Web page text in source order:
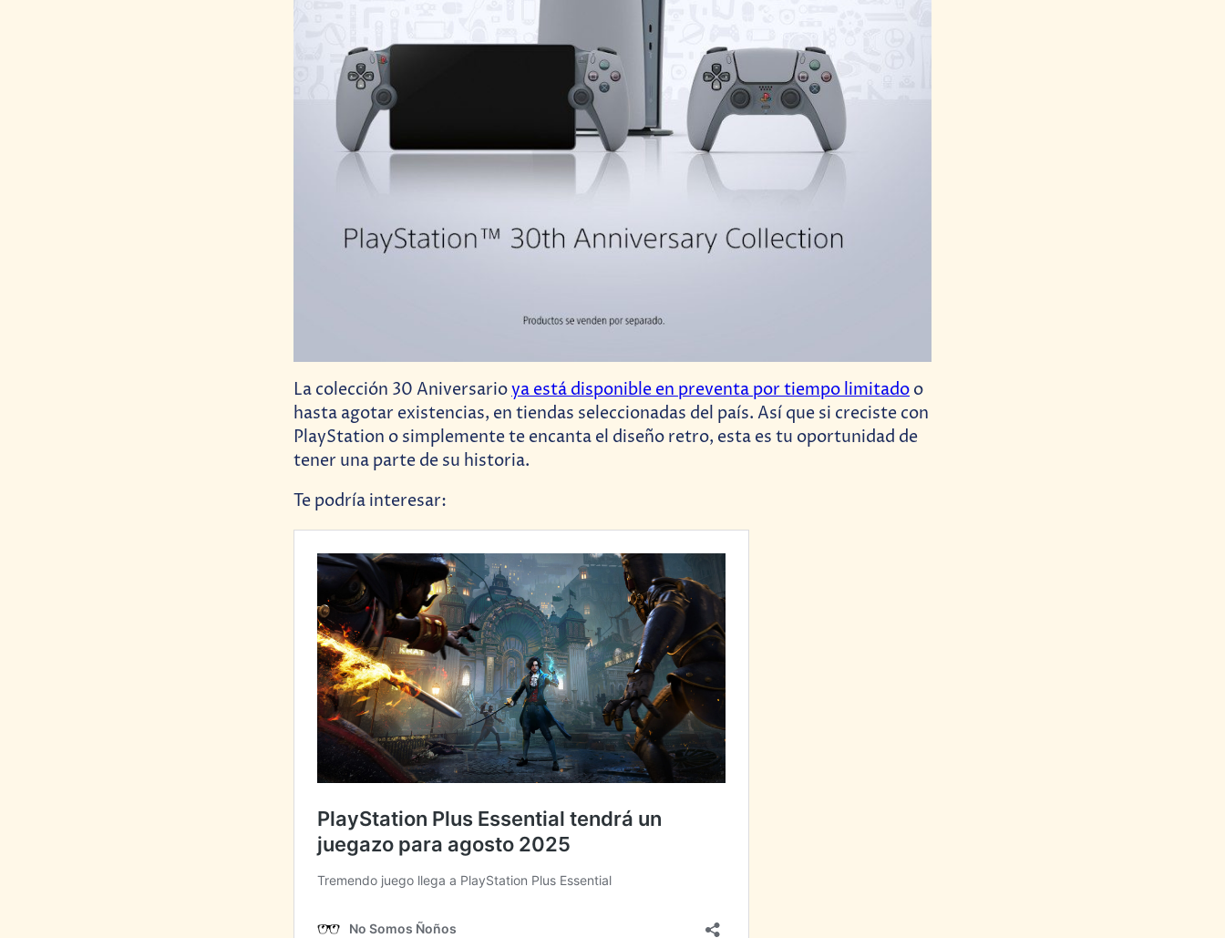
La colección 30 Aniversarioya está disponible en preventa por tiempo limitado o
hasta agotar existencias, en tiendas seleccionadas del país. Así que si creciste con
PlayStation o simplemente te encanta el diseño retro, esta es tu oportunidad de
tener una parte de su historia.
Te podría interesar: